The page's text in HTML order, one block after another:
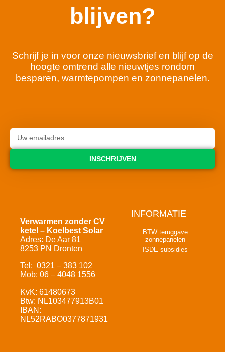
blijven?
Schrijf je in voor onze nieuwsbrief en blijf op de
hoogte omtrend alle nieuwtjes rondom
besparen, warmtepompen en zonnepanelen.
INSCHRIJVEN
Verwarmen zonder CV
ketel – Koelbest Solar
Adres: De Aar 81
8253 PN Dronten
Tel: 0321 – 383 102
Mob: 06 – 4048 1556
KvK: 61480673
Btw: NL103477913B01
IBAN:
NL52RABO0377871931
INFORMATIE
BTW teruggave
zonnepanelen
ISDE subsidies